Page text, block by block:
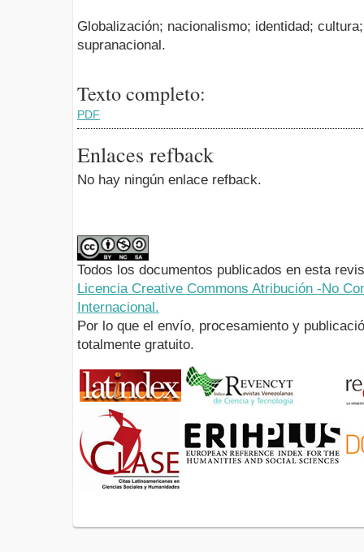
Globalización; nacionalismo; identidad;
supranacional.
Texto completo:
PDF
Enlaces refback
No hay ningún enlace refback.
Todos los documentos publicados en esta
Licencia Creative Commons Atribución -No
Internacional.
Por lo que el envío, procesamiento y
totalmente gratuito.